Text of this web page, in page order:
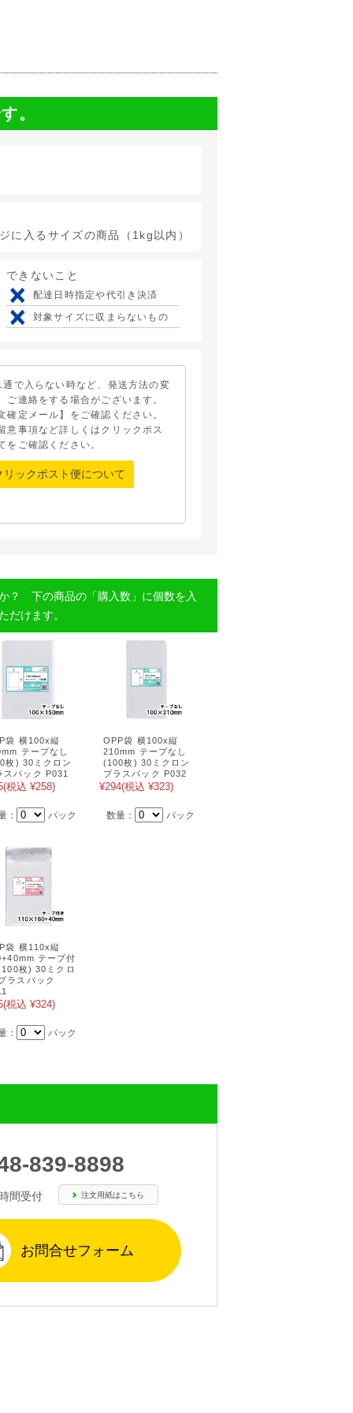
。
るサイズの商品（1kg以内）
できないこと
配達日時指定や代引き決済
対象サイズに収まらないもの
通で入らない時など、発送方法の変
ご連絡をする場合がございます。
確定メール】をご確認ください。
意事項など詳しくはクリックポス
をご確認ください。
リックポスト便について
？ 下の商品の「購入数」に個数を入
だけます。
袋 横100x縦
テープなし
枚) 30ミクロン
スパック P031
(税込 ¥258)
： パック
OPP袋 横100x縦
210mm テープなし
(100枚) 30ミクロン
プラスパック P032
¥294(税込 ¥323)
数量： パック
袋 横110x縦
テープ付
枚) 30ミクロ
ラスパック
(税込 ¥324)
： パック
839-8898
間受付 注文用紙はこちら
お問合せフォーム